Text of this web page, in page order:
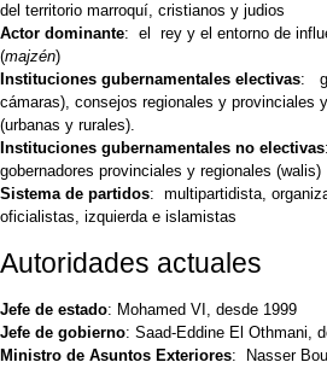
del territorio marroquí, cristianos y judios
Actor dominante: el rey y el entorno de
(majzén)
Instituciones gubernamentales electivas:
cámaras), consejos regionales y provinciales
(urbanas y rurales).
Instituciones gubernamentales no electivas
gobernadores provinciales y regionales (walis)
Sistema de partidos: multipartidista,
oficialistas, izquierda e islamistas
Autoridades actuales
Jefe de estado: Mohamed VI, desde 1999
Jefe de gobierno: Saad-Eddine El Othmani,
Ministro de Asuntos Exteriores: Nasser